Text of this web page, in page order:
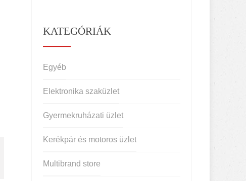
KATEGÓRIÁK
Egyéb
Elektronika szaküzlet
Gyermekruházati üzlet
Kerékpár és motoros üzlet
Multibrand store